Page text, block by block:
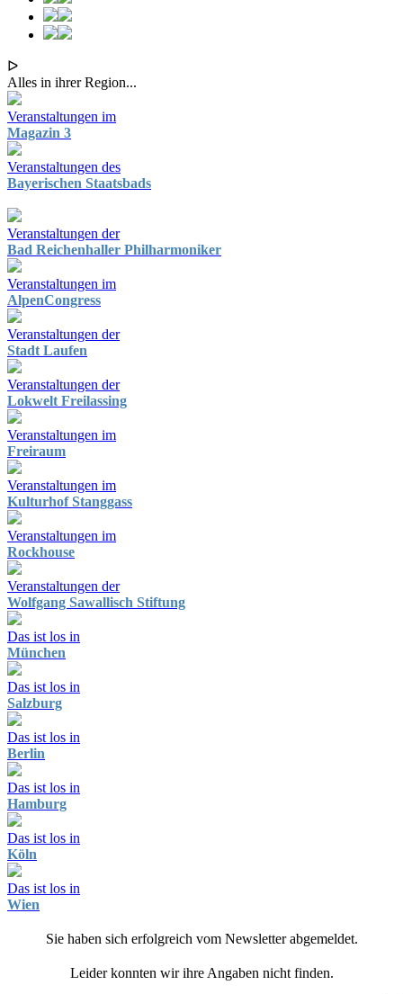
ᐅ
Alles in ihrer Region...
Veranstaltungen im
Magazin 3
Veranstaltungen des
Bayerischen Staatsbads
Veranstaltungen der
Bad Reichenhaller Philharmoniker
Veranstaltungen im
AlpenCongress
Veranstaltungen der
Stadt Laufen
Veranstaltungen der
Lokwelt Freilassing
Veranstaltungen im
Freiraum
Veranstaltungen im
Kulturhof Stanggass
Veranstaltungen im
Rockhouse
Veranstaltungen der
Wolfgang Sawallisch Stiftung
Das ist los in
München
Das ist los in
Salzburg
Das ist los in
Berlin
Das ist los in
Hamburg
Das ist los in
Köln
Das ist los in
Wien
Sie haben sich erfolgreich vom Newsletter abgemeldet.
Leider konnten wir ihre Angaben nicht finden.